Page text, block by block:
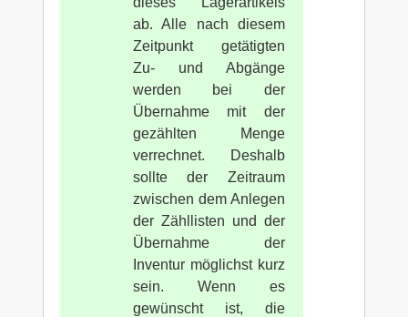
ab. Alle nach diesem
Zeitpunkt getätigten
Zu- und Abgänge
werden bei der
Übernahme mit der
gezählten Menge
verrechnet. Deshalb
sollte der Zeitraum
zwischen dem Anlegen
der Zähllisten und der
Übernahme der
Inventur möglichst kurz
sein. Wenn es
gewünscht ist, die